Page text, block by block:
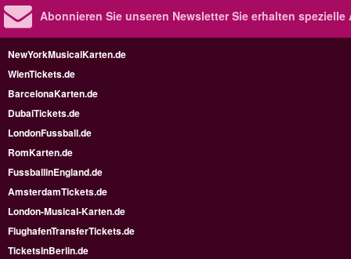
Abonnieren Sie unseren NewsletterSie erhalten spezielle
NewYorkMusicalKarten.de
WienTickets.de
BarcelonaKarten.de
DubaiTickets.de
LondonFussball.de
RomKarten.de
FussballinEngland.de
AmsterdamTickets.de
London-Musical-Karten.de
FlughafenTransferTickets.de
TicketsInBerlin.de